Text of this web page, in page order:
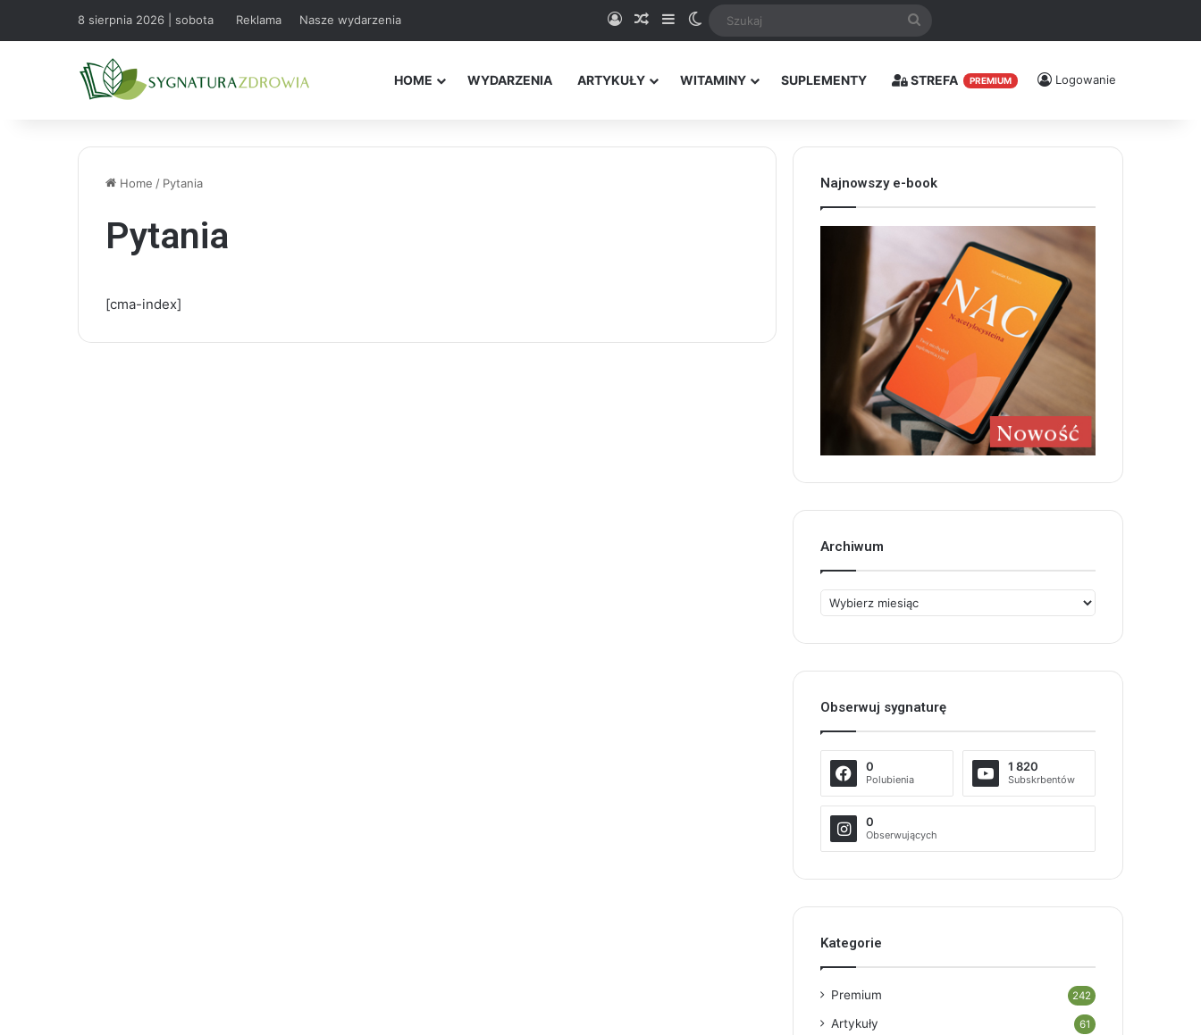
8 sierpnia 2026 | sobota Reklama Nasze wydarzenia Logowanie
Random Article
SidebarSwitch skin
HOME WYDARZENIA ARTYKUŁY WITAMINY SUPLEMENTY STREFA PREMIUM Logowanie
Home / Pytania
Pytania
[cma-index]
Najnowszy e-book
Archiwum
Archiwum
Obserwuj sygnaturę
0
Polubienia
1 820
Subskrbentów
0
Obserwujących
Kategorie
Premium 242
Artykuły 61